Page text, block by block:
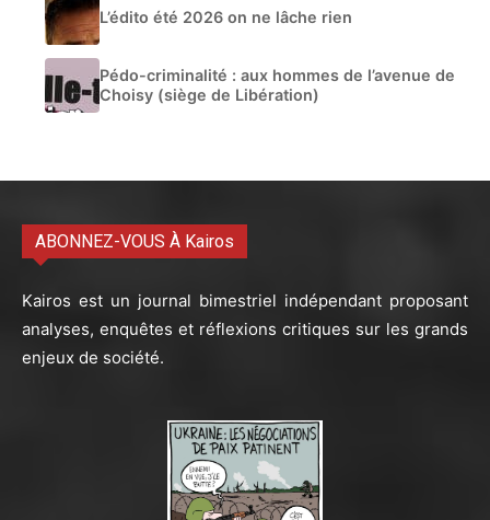
L’édito été 2026 on ne lâche rien
Pédo-criminalité : aux hommes de l’avenue de
Choisy (siège de Libération)
ABONNEZ-VOUS À Kairos
Kairos est un journal bimestriel indépendant proposant
analyses, enquêtes et réflexions critiques sur les grands
enjeux de société.